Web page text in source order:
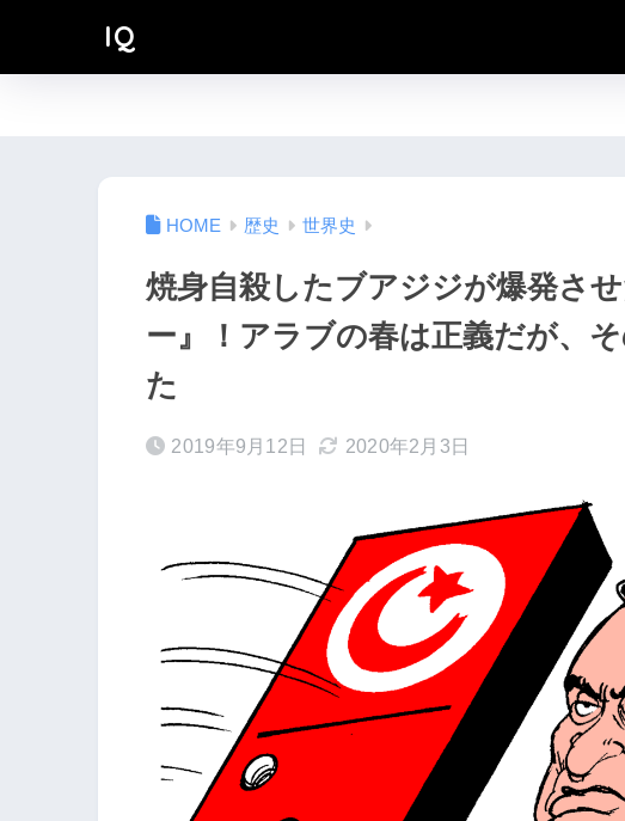
IQ
歴史 世界史
焼身自殺したブアジジが爆発さ
ー』！アラブの春は正義だが、
た
2019年9月12日 2020年2月3日